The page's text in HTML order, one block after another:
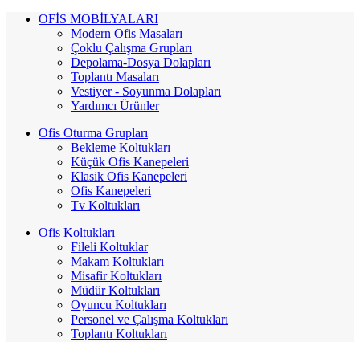
OFİS MOBİLYALARI
Modern Ofis Masaları
Çoklu Çalışma Grupları
Depolama-Dosya Dolapları
Toplantı Masaları
Vestiyer - Soyunma Dolapları
Yardımcı Ürünler
Ofis Oturma Grupları
Bekleme Koltukları
Küçük Ofis Kanepeleri
Klasik Ofis Kanepeleri
Ofis Kanepeleri
Tv Koltukları
Ofis Koltukları
Fileli Koltuklar
Makam Koltukları
Misafir Koltukları
Müdür Koltukları
Oyuncu Koltukları
Personel ve Çalışma Koltukları
Toplantı Koltukları